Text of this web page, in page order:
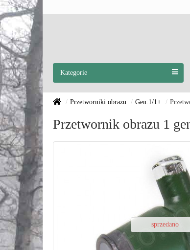
Kategorie
Przetworniki obrazu Gen.1/1+
Przetwornik obrazu 1
sprzedano